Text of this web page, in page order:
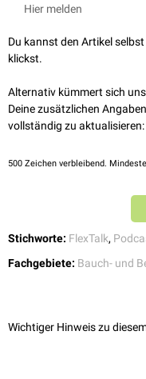
FlexTalk -
Rektum
Hier melden
Du kannst den Artikel
klickst.
Alternativ kümmert sich
Deine zusätzlichen
vollständig zu aktualisieren:
500 Zeichen verbleibend.
Stichworte: FlexTalk,
Fachgebiete: Bauch- und
Wichtiger Hinweis zu